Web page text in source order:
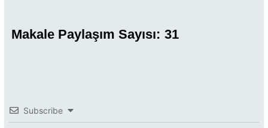
Makale Paylaşım Sayısı: 31
Subscribe